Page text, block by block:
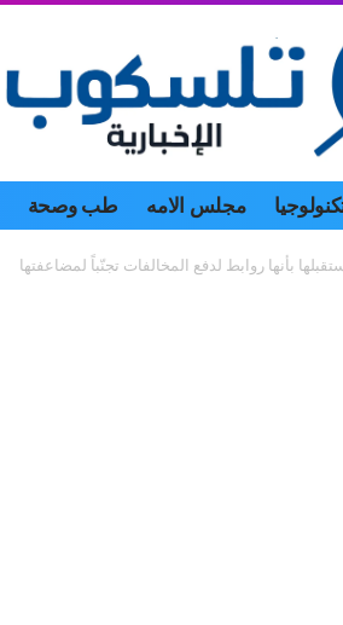
مجلس الامه طب وصحة
بأنها روابط لدفع المخالفات تجنّباً لمضاعفتها